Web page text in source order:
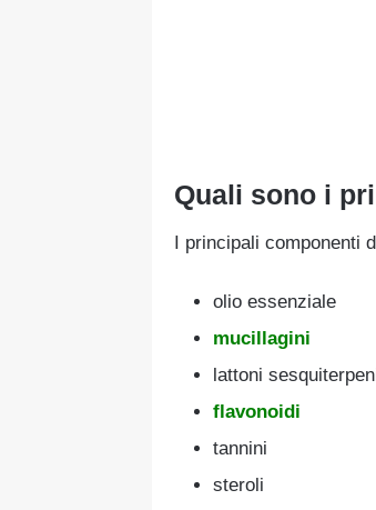
Quali sono i
I principali componenti
olio essenziale
mucillagini
lattoni
flavonoidi
tannini
steroli